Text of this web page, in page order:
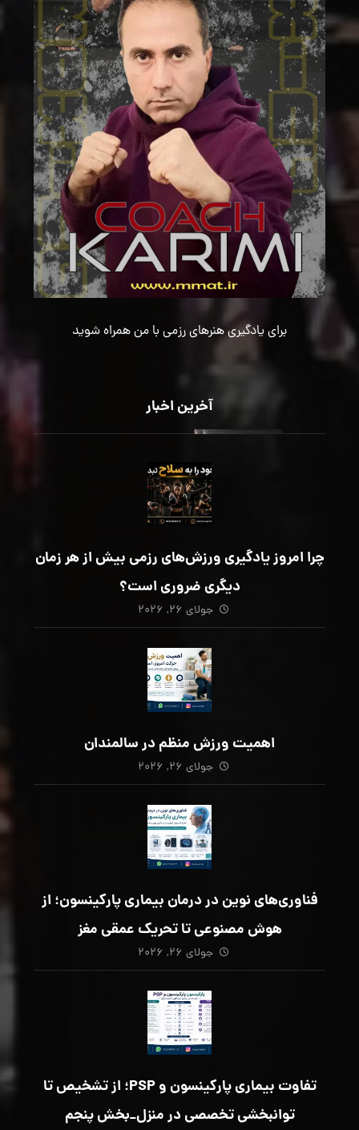
برای یادگیری هنرهای رزمی با من همراه شوید
آخرین اخبار
چرا امروز یادگیری ورزش‌های رزمی بیش از هر زمان
دیگری ضروری است؟
جولای ۲۶, ۲۰۲۶
اهمیت ورزش منظم در سالمندان
جولای ۲۶, ۲۰۲۶
فناوری‌های نوین در درمان بیماری پارکینسون؛ از
هوش مصنوعی تا تحریک عمقی مغز
جولای ۲۶, ۲۰۲۶
تفاوت بیماری پارکینسون و PSP؛ از تشخیص تا
توانبخشی تخصصی در منزل_بخش پنجم